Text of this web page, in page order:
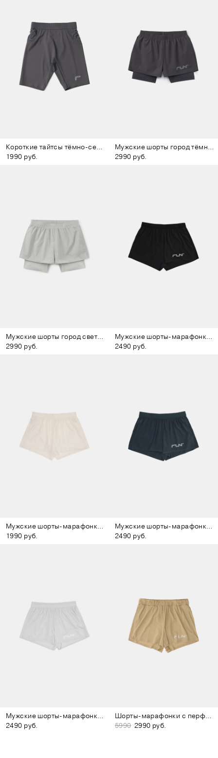
Короткие тайтсы тёмно-серые
1990 руб.
Мужские шорты город тёмно-серые
2990 руб.
Мужские шорты город светло-серые
2990 руб.
Мужские шорты-марафонки чёрные
2490 руб.
Мужские шорты-марафонки молочные
1990 руб.
Мужские шорты-марафонки тёмно-зелёные
2490 руб.
Мужские шорты-марафонки светло-серые
2490 руб.
Шорты-марафонки с перфорацией бежевые
5990 2990 руб.